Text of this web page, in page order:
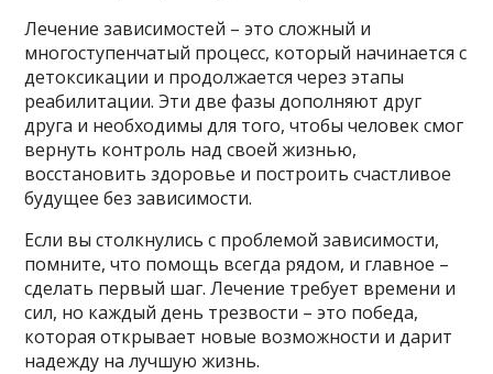
Лечение зависимостей – это сложный и
многоступенчатый процесс, который начинается с
детоксикации и продолжается через этапы
реабилитации. Эти две фазы дополняют друг
друга и необходимы для того, чтобы человек смог
вернуть контроль над своей жизнью,
восстановить здоровье и построить счастливое
будущее без зависимости.
Если вы столкнулись с проблемой зависимости,
помните, что помощь всегда рядом, и главное –
сделать первый шаг. Лечение требует времени и
сил, но каждый день трезвости – это победа,
которая открывает новые возможности и дарит
надежду на лучшую жизнь.